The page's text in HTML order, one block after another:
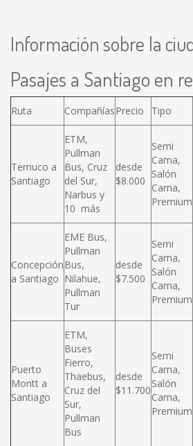
Información sobre la
Pasajes a Santiago en
Ruta CompañíasPrecio Tipo
Temuco a
Santiago
ETM,
Pullman
Bus, Cruz
del Sur,
Narbus y
10 más
desde
$8.000
Semi
Cama,
Salón
Cama,
Premium
Concepción
a Santiago
EME Bus,
Pullman
Bus,
Nilahue,
Pullman
Tur
desde
$7.500
Semi
Cama,
Salón
Cama,
Premium
Puerto
Montt a
Santiago
ETM,
Buses
Fierro,
Thaebus,
Cruz del
Sur,
Pullman
Bus
desde
$11.700
Semi
Cama,
Salón
Cama,
Premium